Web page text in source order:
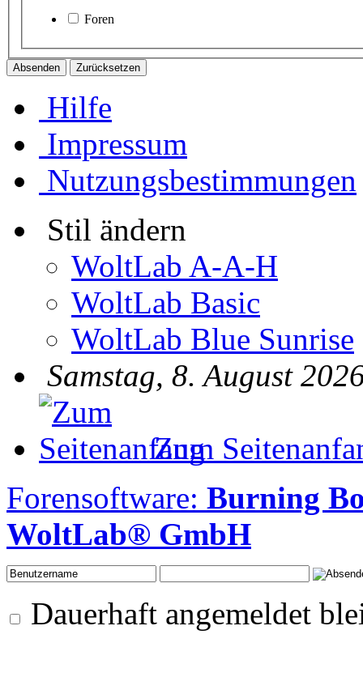
Foren
Hilfe
Impressum
Nutzungsbestimmungen
Stil ändern
WoltLab A-A-H
WoltLab Basic
WoltLab Blue Sunrise
Samstag, 8. August
Zum
Forensoftware: Burning
WoltLab® GmbH
Dauerhaft angemeldet